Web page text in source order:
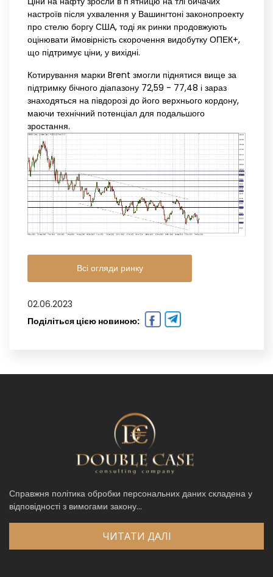
настроїв після ухвалення у Вашингтоні законопроекту
про стелю боргу США, тоді як ринки продовжують
оцінювати ймовірність скорочення видобутку ОПЕК+,
що підтримує ціни, у вихідні.
Котирування марки Brent змогли піднятися вище за
підтримку бічного діапазону 72,59 - 77,48 і зараз
знаходяться на півдорозі до його верхнього кордону,
маючи технічний потенціал для подальшого
зростання.
Всі огляди ринку
02.06.2023
Поділіться цією новиною:
Справжня політика обробки персональних даних складена у
відповідності з вимогами закону...
ЧИТАТИ ДАЛІ